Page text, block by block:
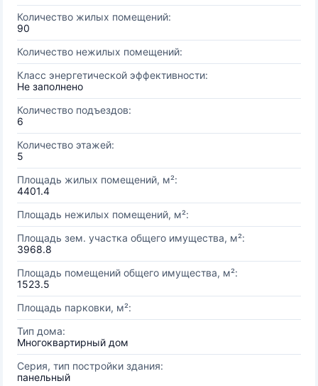
Количество жилых помещений:
90
Количество нежилых помещений:
Класс энергетической эффективности:
Не заполнено
Количество подъездов:
6
Количество этажей:
5
Площадь жилых помещений, м²:
4401.4
Площадь нежилых помещений, м²:
Площадь зем. участка общего имущества, м²:
3968.8
Площадь помещений общего имущества, м²:
1523.5
Площадь парковки, м²:
Тип дома:
Многоквартирный дом
Серия, тип постройки здания:
панельный